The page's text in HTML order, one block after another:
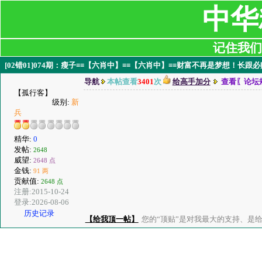
中
记住我
[02错01]074期：瘦子≡≡【六肖中】≡≡【六肖中】≡≡财富不再是梦想！长跟必
【孤行客】
级别: 新
兵
精华: 0
发帖: 2648
威望: 2648 点
金钱: 91 两
贡献值: 2648 点
注册:2015-10-24
登录:2026-08-06
历史记录
导航 本帖查看3401次 给高手加分 查看〖论坛
【给我顶一帖】 您的“顶贴”是对我最大的支持、是